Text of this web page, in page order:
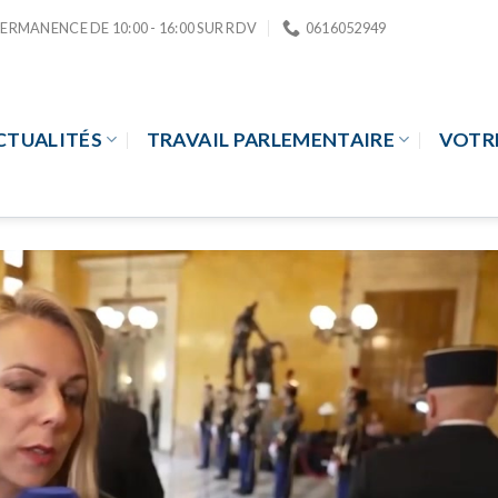
DE 10:00 - 16:00 SUR RDV 0616052949
TRAVAIL PARLEMENTAIRE